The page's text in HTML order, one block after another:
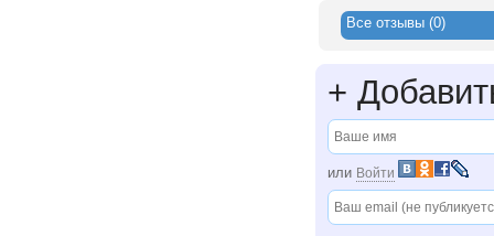
Все отзывы (0)
+
или Войти